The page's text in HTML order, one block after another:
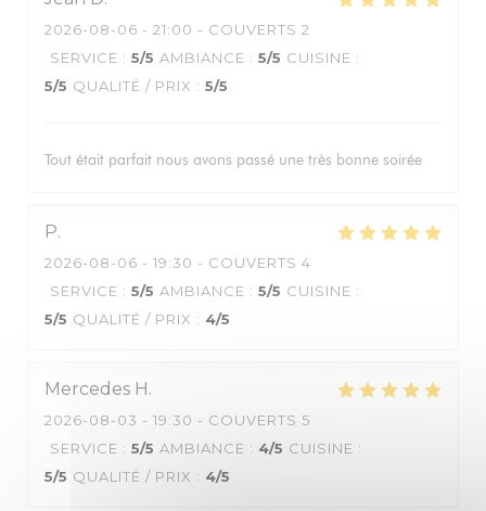
2026-08-06 - 21:00 - COUVERTS 2
SERVICE : 5/5 AMBIANCE : 5/5 CUISINE :
5/5 QUALITÉ / PRIX : 5/5
Tout était parfait nous avons passé une très bonne soirée
P
2026-08-06 - 19:30 - COUVERTS 4
SERVICE : 5/5 AMBIANCE : 5/5 CUISINE :
5/5 QUALITÉ / PRIX : 4/5
Mercedes H
2026-08-03 - 19:30 - COUVERTS 5
SERVICE : 5/5 AMBIANCE : 4/5 CUISINE :
5/5 QUALITÉ / PRIX : 4/5